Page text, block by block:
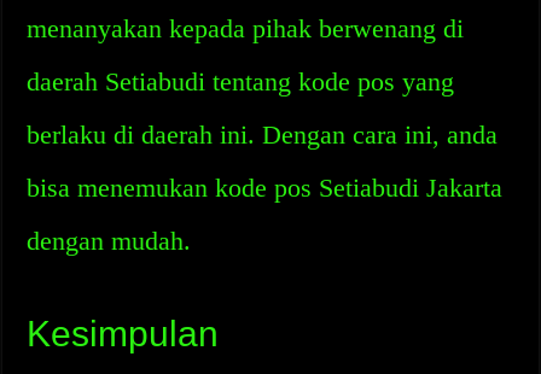
menanyakan kepada pihak berwenang di
daerah Setiabudi tentang kode pos yang
berlaku di daerah ini. Dengan cara ini, anda
bisa menemukan kode pos Setiabudi Jakarta
dengan mudah.
Kesimpulan